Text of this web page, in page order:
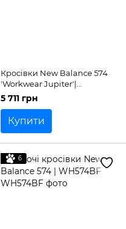
Кросівки New Balance 574
'Workwear Jupiter'|
ML574OMA
5 711 грн
Купити
6